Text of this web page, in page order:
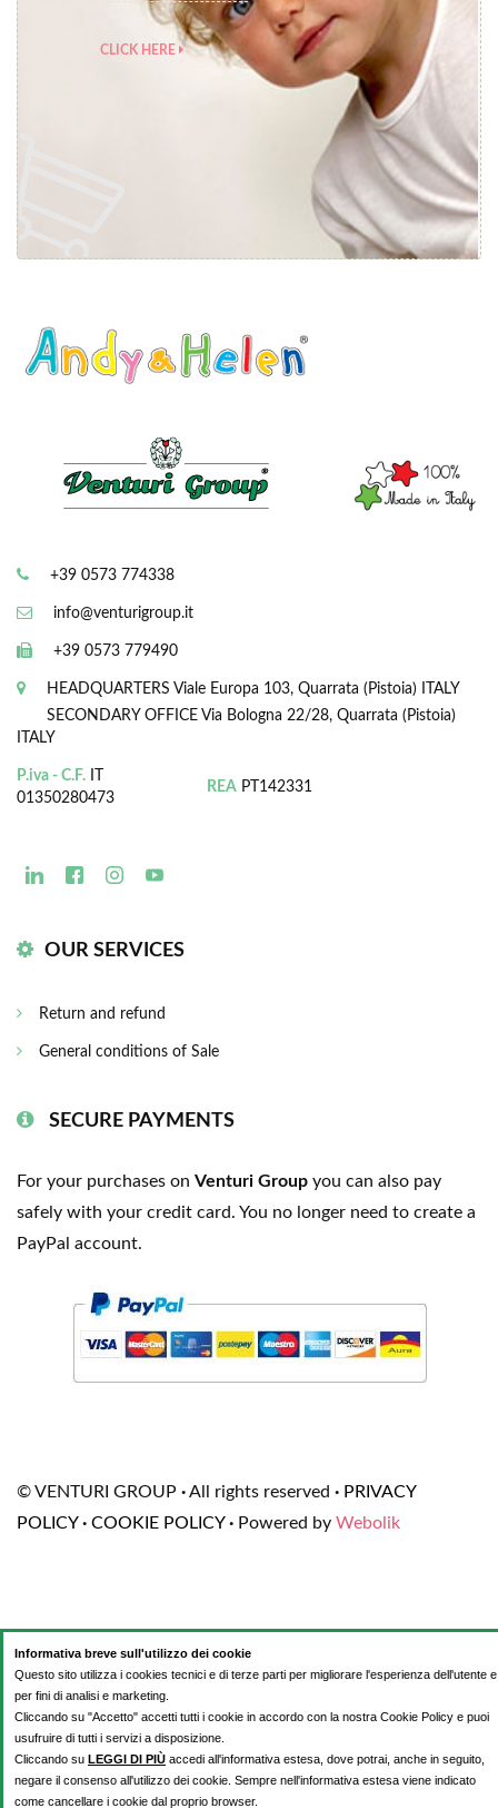
CLICK HERE
+39 0573 774338
info@venturigroup.it
+39 0573 779490
HEADQUARTERS Viale Europa 103, Quarrata (Pistoia) ITALY
SECONDARY OFFICE Via Bologna 22/28, Quarrata (Pistoia)
ITALY
P.iva - C.F.
01350280473
REA PT142331
OUR SERVICES
Return and refund
General conditions of Sale
SECURE PAYMENTS
For your purchases on Venturi Group you can also pay
safely with your credit card. You no longer need to create a
PayPal account.
© VENTURI GROUP ·All rights reserved · PRIVACY
POLICY · COOKIE POLICY · Powered by Webolik
Informativa breve sull'utilizzo dei cookie
Questo sito utilizza i cookies tecnici e di terze parti per migliorare l'esperienza dell'utente e
per fini di analisi e marketing.
Cliccando su "Accetto" accetti tutti i cookie in accordo con la nostra Cookie Policy e puoi
usufruire di tutti i servizi a disposizione.
Cliccando su LEGGI DI PIÙ accedi all'informativa estesa, dove potrai, anche in seguito,
negare il consenso all'utilizzo dei cookie. Sempre nell'informativa estesa viene indicato
come cancellare i cookie dal proprio browser.